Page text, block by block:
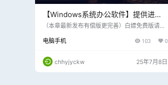
【Windows系统办公软件】提供进销
存、财务、生产、CRM等一体化解决
（本章最新发布有偿版更完善）白嫖免费版请点
化解决方案，适用于零售、批发、制造等多个行
食品化工、机电设备等行业的定制化解决方案；
主要服务于小微企业、个体工商户及中小型制造
企业，覆盖零售、电商、连锁门店等场景。 （本
电脑手机 103 0
chhyjyckw 25年7月8日